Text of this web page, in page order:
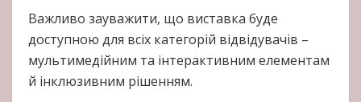
Важливо зауважити, що виставка буде
доступною для всіх категорій відвідувачів –
мультимедійним та інтерактивним елементам
й інклюзивним рішенням.